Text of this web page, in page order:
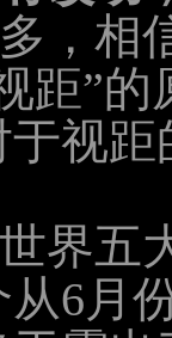
，相
距”
视
界五
6月